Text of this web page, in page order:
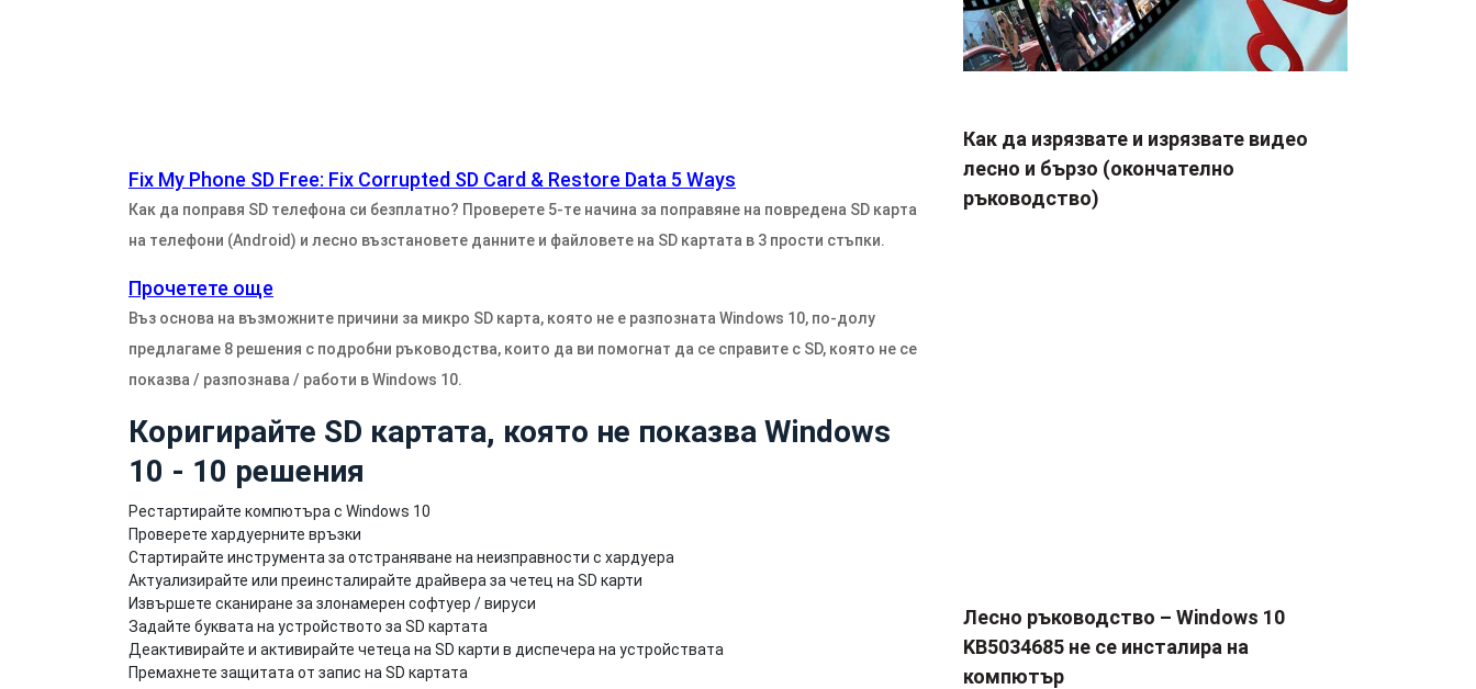
Fix My Phone SD Free: Fix Corrupted SD Card & Restore Data 5 Ways
Как да поправя SD телефона си безплатно? Проверете 5-те начина за поправяне на повредена SD карта
на телефони (Android) и лесно възстановете данните и файловете на SD картата в 3 прости стъпки.
Прочетете още
Въз основа на възможните причини за микро SD карта, която не е разпозната Windows 10, по-долу
предлагаме 8 решения с подробни ръководства, които да ви помогнат да се справите с SD, която не се
показва / разпознава / работи в Windows 10.
Коригирайте SD картата, която не показва Windows
10 - 10 решения
Рестартирайте компютъра с Windows 10
Проверете хардуерните връзки
Стартирайте инструмента за отстраняване на неизправности с хардуера
Актуализирайте или преинсталирайте драйвера за четец на SD карти
Извършете сканиране за злонамерен софтуер / вируси
Задайте буквата на устройството за SD картата
Деактивирайте и активирайте четеца на SD карти в диспечера на устройствата
Премахнете защитата от запис на SD картата
Как да изрязвате и изрязвате видео
лесно и бързо (окончателно
ръководство)
Лесно ръководство – Windows 10
KB5034685 не се инсталира на
компютър